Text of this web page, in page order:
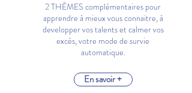
2 THÈMES complémentaires pour
apprendre à mieux vous connaitre, à
developper vos talents et calmer vos
excès, votre mode de survie
automatique.
En savoir +